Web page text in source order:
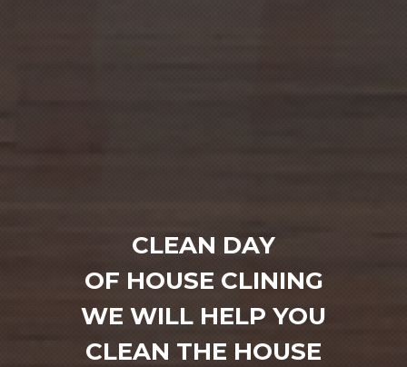
CLEAN DAY
OF HOUSE CLINING
WE WILL HELP YOU
CLEAN THE HOUSE